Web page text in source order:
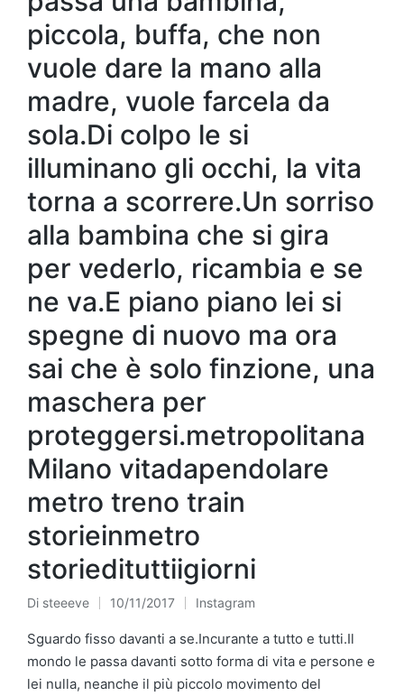
piccola, buffa, che non
vuole dare la mano alla
madre, vuole farcela da
sola.Di colpo le si
illuminano gli occhi, la vita
torna a scorrere.Un sorriso
alla bambina che si gira
per vederlo, ricambia e se
ne va.E piano piano lei si
spegne di nuovo ma ora
sai che è solo finzione, una
maschera per
proteggersi.metropolitana
Milano vitadapendolare
metro treno train
storieinmetro
storiedituttiigiorni
Pubblicato
da
Di steeeve 10/11/2017
Pubblicato
in
Instagram
Sguardo fisso davanti a se.Incurante a tutto e tutti.Il
mondo le passa davanti sotto forma di vita e persone e
lei nulla, neanche il più piccolo movimento del